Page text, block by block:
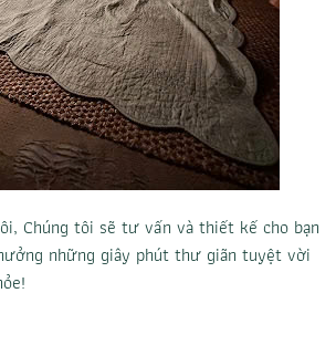
Chúng tôi sẽ tư vấn và thiết kế cho bạn
những giây phút thư giãn tuyệt vời